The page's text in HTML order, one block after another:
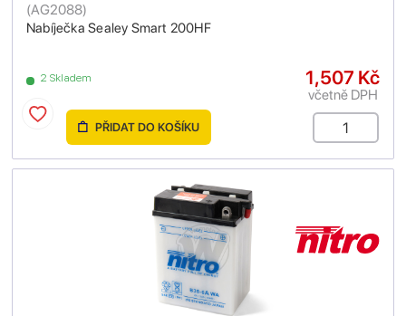
Nabíječka Sealey Smart 200HF
(AG2088)
2 Skladem 1,507 Kč
včetně DPH
PŘIDAT DO KOŠÍKU